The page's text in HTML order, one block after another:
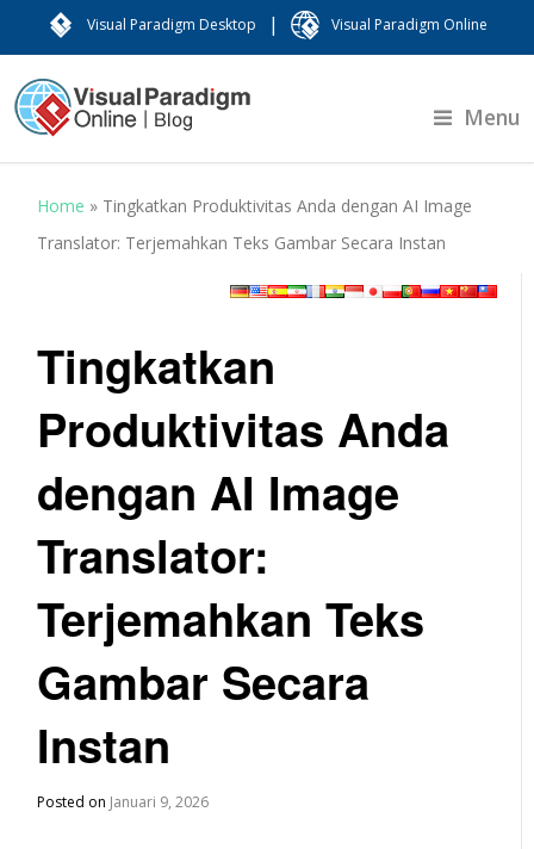
Visual Paradigm Desktop | Visual Paradigm Online
Menu
Home » Tingkatkan Produktivitas Anda dengan AI Image
Translator: Terjemahkan Teks Gambar Secara Instan
Tingkatkan
Produktivitas Anda
dengan AI Image
Translator:
Terjemahkan Teks
Gambar Secara
Instan
Posted on Januari 9, 2026